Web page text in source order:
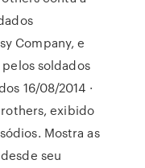
Company, e
soldados
16/08/2014 ·
exibido
Mostra as
seu